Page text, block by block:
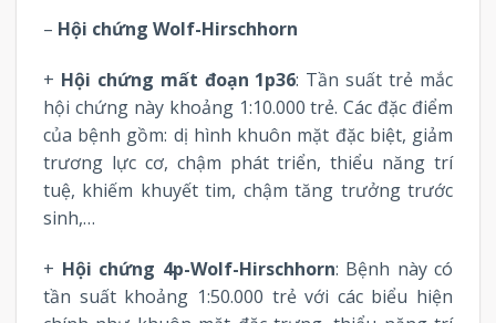
– Hội chứng Wolf-Hirschhorn
+ Hội chứng mất đoạn 1p36: Tần suất trẻ mắc
hội chứng này khoảng 1:10.000 trẻ. Các đặc điểm
của bệnh gồm: dị hình khuôn mặt đặc biệt, giảm
trương lực cơ, chậm phát triển, thiểu năng trí
tuệ, khiếm khuyết tim, chậm tăng trưởng trước
sinh,…
+ Hội chứng 4p-Wolf-Hirschhorn: Bệnh này có
tần suất khoảng 1:50.000 trẻ với các biểu hiện